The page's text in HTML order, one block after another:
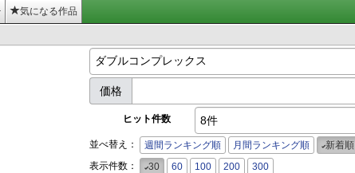
気になる作品
価格
ヒット件数 8件
並べ替え： 週間ランキング順 月間ランキング順 新着順
表示件数：
30 60 100 200 300